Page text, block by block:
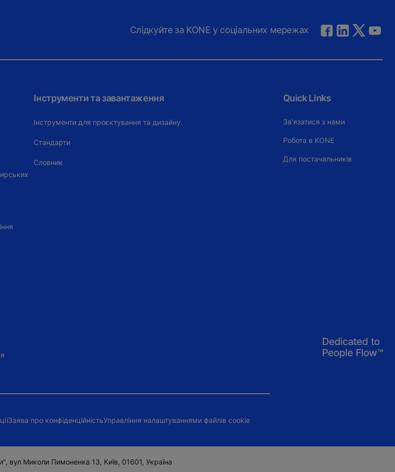
Слідкуйте за KONE у соціальних мережах
Інструменти та завантаження
Інструменти для проєктування та дизайну
Стандарти
Словник
Quick Links
Зв'язатися з нами
Робота в KONE
Для постачальників
Заява про конфіденційністьУправління налаштуваннями файлів cookie
вул Миколи Пимоненка 13, Київ, 01601, Україна